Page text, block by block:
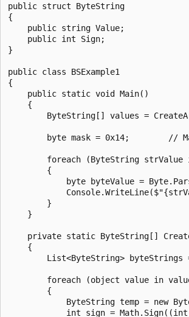
public struct ByteString
{
    public string Value;
    public int Sign;
}
public class BSExample1
{
    public static void Main()
    {
ByteString[] values =
byte mask = 0x14;        //
foreach (ByteString strValue
        {
byte byteValue =
        }
    }
private static ByteString[]
    {
List<ByteString> byteStrings
foreach (object value in
        {
ByteString temp = new
int sign =